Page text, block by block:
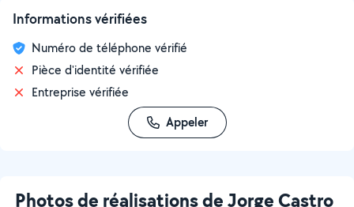
Informations vérifiées
Numéro de téléphone vérifié
Pièce d'identité vérifiée
Entreprise vérifiée
Appeler
Photos de réalisations de Jorge Castro